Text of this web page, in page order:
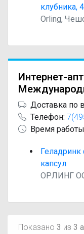
клубника,
Orling,
Интернет-
Доставка по
Телефон:
Время
Геладринк
капсул
ОРЛИНГ
Показано 3 из 3